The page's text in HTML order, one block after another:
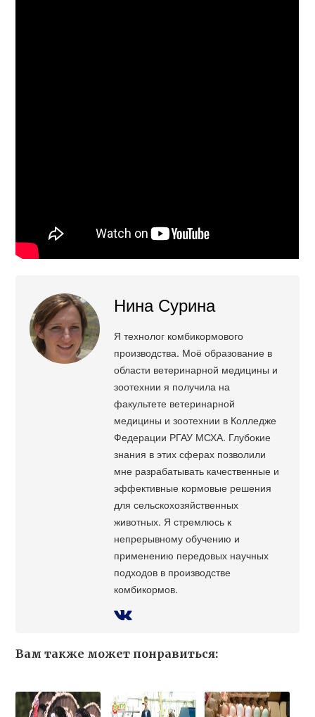
Нина Сурина
Я технолог комбикормового
производства. Моё образование в
области ветеринарной медицины и
зоотехнии я получила на
факультете ветеринарной
медицины и зоотехнии в Колледже
Федерации РГАУ МСХА. Глубокие
знания в этих сферах позволили
мне разрабатывать качественные и
эффективные кормовые решения
для сельскохозяйственных
животных. Я стремлюсь к
непрерывному обучению и
применению передовых научных
подходов в производстве
комбикормов.
Вам также может понравиться: